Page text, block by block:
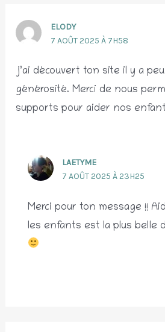
ELODY
7 AOÛT 2025 À 7H58
j’ai découvert ton site il y a
générosité. Merci de nous
supports pour aider nos enfant
LAETYME
7 AOÛT 2025 À 23H25
Merci pour ton message !!
les enfants est la plus belle